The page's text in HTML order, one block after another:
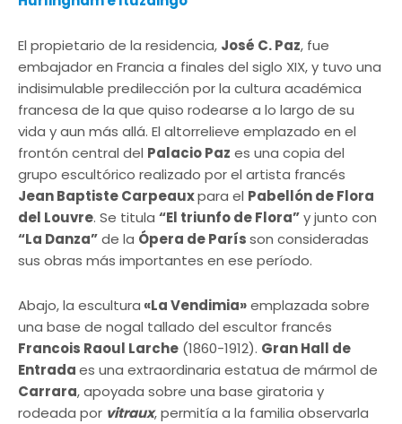
El propietario de la residencia, José C. Paz, fue
embajador en Francia a finales del siglo XIX, y tuvo una
indisimulable predilección por la cultura académica
francesa de la que quiso rodearse a lo largo de su
vida y aun más allá. El altorrelieve emplazado en el
frontón central del Palacio Paz es una copia del
grupo escultórico realizado por el artista francés
Jean Baptiste Carpeauxpara el Pabellón de Flora
del Louvre. Se titula “El triunfo de Flora”y junto con
“La Danza”de la Ópera de Parísson consideradas
sus obras más importantes en ese período.
Abajo, la escultura «La Vendimia»emplazada sobre
una base de nogal tallado del escultor francés
Francois Raoul Larche (1860-1912). Gran Hall de
Entradaes una extraordinaria estatua de mármol de
Carrara, apoyada sobre una base giratoria y
rodeada por vitraux, permitía a la familia observarla